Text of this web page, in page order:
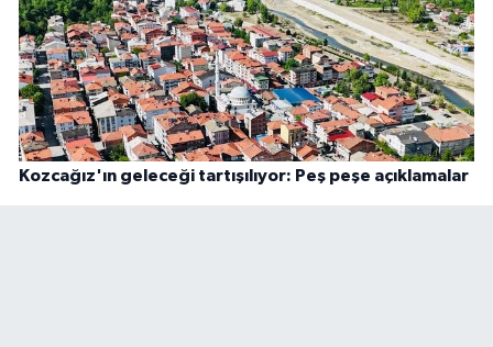
Kozcağız'ın geleceği tartışılıyor: Peş peşe açıklamalar